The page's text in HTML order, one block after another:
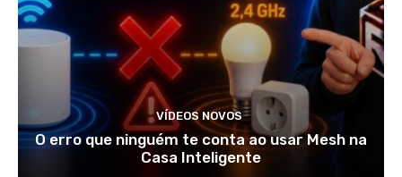
VÍDEOS NOVOS
O erro que ninguém te conta ao usar Mesh na
Casa Inteligente